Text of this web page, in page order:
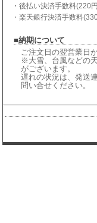
・後払い決済手数料(220
・楽天銀行決済手数料
■納期について
ご注文日の翌営業日
※大雪、台風などの
がございます。
遅れの状況は、 発送
問い合せください。